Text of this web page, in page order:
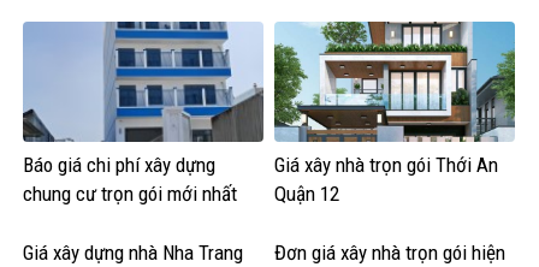
Báo giá chi phí xây dựng
chung cư trọn gói mới nhất
Giá xây nhà trọn gói Thới An
Quận 12
Giá xây dựng nhà Nha Trang
Đơn giá xây nhà trọn gói hiện